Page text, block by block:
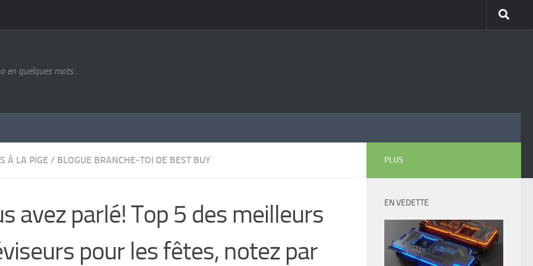
en quelques mots...
À LA PIGE / BLOGUE BRANCHE-TOI DE BEST BUY
avez parlé! Top 5 des meilleurs
pour les fêtes, notez par
PLUS
EN VEDETTE